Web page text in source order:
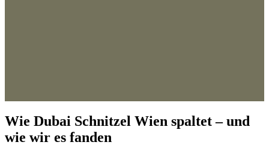
Wie Dubai Schnitzel Wien spaltet – und
wie wir es fanden